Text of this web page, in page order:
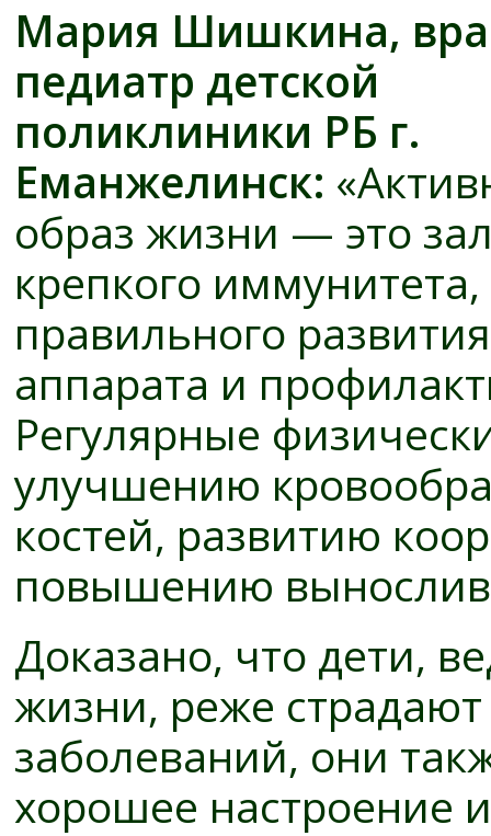
Мария Шишкина,
педиатр детской
поликлиники РБ г.
Еманжелинск:
образ жизни — это
крепкого иммунитета,
правильного
аппарата и
Регулярные
улучшению
костей, развитию
повышению
Доказано, что дети,
жизни, реже
заболеваний, они
хорошее настроение